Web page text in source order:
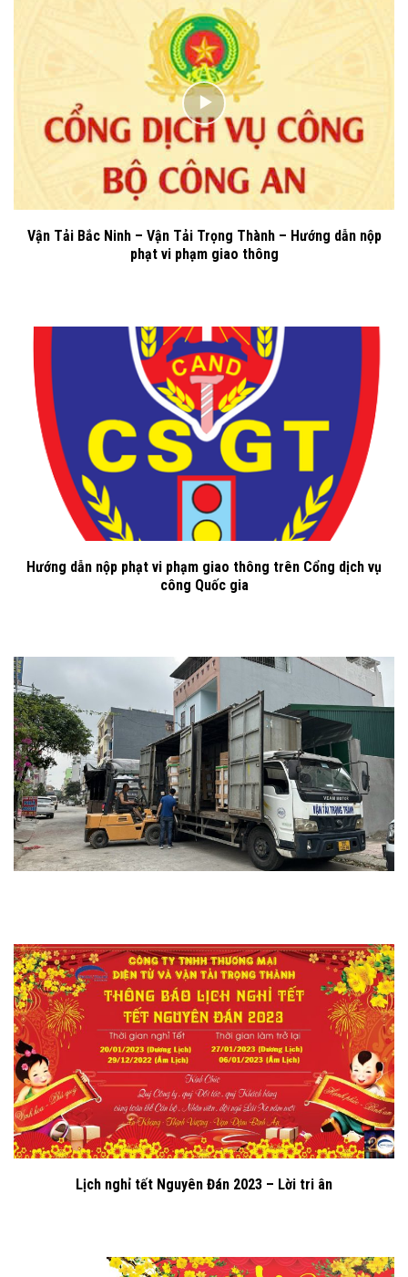
Vận Tải Bắc Ninh – Vận Tải Trọng Thành – Hướng dẫn nộp
phạt vi phạm giao thông
Hướng dẫn nộp phạt vi phạm giao thông trên Cổng dịch vụ
công Quốc gia
Lịch nghỉ tết Nguyên Đán 2023 – Lời tri ân